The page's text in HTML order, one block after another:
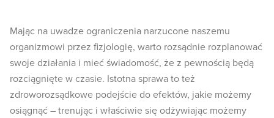
Mając na uwadze ograniczenia narzucone naszemu
organizmowi przez fizjologię, warto rozsądnie rozplanować
swoje działania i mieć świadomość, że z pewnością będą
rozciągnięte w czasie. Istotna sprawa to też
zdroworozsądkowe podejście do efektów, jakie możemy
osiągnąć – trenując i właściwie się odżywiając możemy